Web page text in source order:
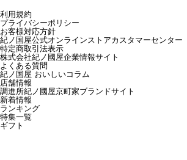
利用規約
プライバシーポリシー
お客様対応方針
紀ノ国屋公式オンラインストアカスタマーセンター
特定商取引法表示
株式会社紀ノ國屋企業情報サイト
よくある質問
紀ノ国屋 おいしいコラム
店舗情報
調進所紀ノ國屋京町家ブランドサイト
新着情報
ランキング
特集一覧
ギフト